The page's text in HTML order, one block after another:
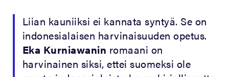
Liian kauniiksi ei kannata syntyä. Se on
indonesialaisen harvinaisuuden opetus.
Eka Kurniawanin romaani on
harvinainen siksi, ettei suomeksi ole